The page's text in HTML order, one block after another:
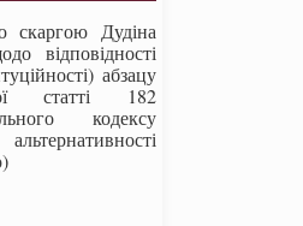
скаргою Дудіна
відповідності
абзацу
статті 182
кодексу